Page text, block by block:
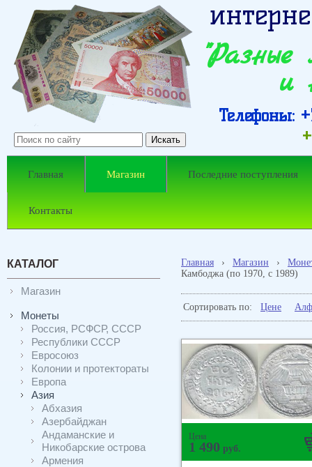
и
Телефоны:
Главная Магазин Последние поступления
Контакты
КАТАЛОГ
Магазин
Монеты
Россия, РСФСР, СССР
Республики СССР
Евросоюз
Колонии и протектораты
Европа
Азия
Абхазия
Азербайджан
Андаманские и
Никобарские острова
Армения
Главная › Магазин ›
Камбоджа (по 1970, с 1989)
Сортировать по: Цене
Цена
1 490 руб.